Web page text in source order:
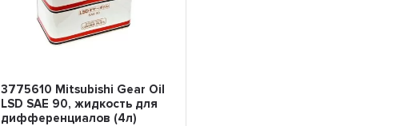
3775610 Mitsubishi Gear Oil
LSD SAE 90, жидкость для
дифференциалов (4л)